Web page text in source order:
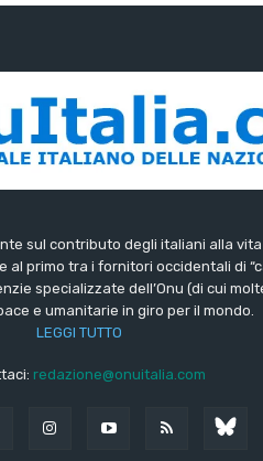
sul contributo degli italiani alla
primo tra i fornitori occidentali di
specializzate dell’Onu (di cui
e umanitarie in giro per il mondo.
LEGGI TUTTO
redazione@onuitalia.com